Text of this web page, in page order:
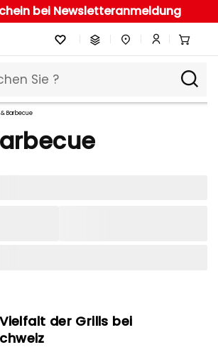
bei Newsletteranmeldung
Barbecue
der Grills bei